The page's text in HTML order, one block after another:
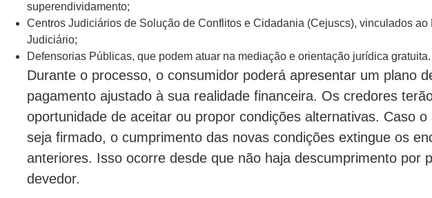
superendividamento;
Centros Judiciários de Solução de Conflitos e Cidadania (Cejuscs), vinculados ao
Judiciário;
Defensorias Públicas, que podem atuar na mediação e orientação jurídica gratuita.
Durante o processo, o consumidor poderá apresentar um plano
pagamento ajustado à sua realidade financeira. Os credores
oportunidade de aceitar ou propor condições alternativas. Caso o
seja firmado, o cumprimento das novas condições extingue os
anteriores. Isso ocorre desde que não haja descumprimento por
devedor.